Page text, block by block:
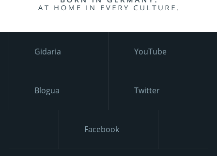
Gidaria YouTube
Blogua Twitter
Facebook